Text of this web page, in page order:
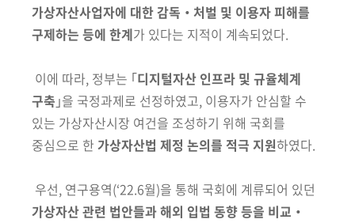
가상자산사업자에 대한 감독‧처벌 및 이용자 피해를
구제하는 등에 한계가 있다는 지적이 계속되었다.
이에 따라, 정부는 ｢디지털자산 인프라 및 규율체계
구축 ｣을 국정과제로 선정하였고, 이용자가 안심할 수
있는 가상자산시장 여건을 조성하기 위해 국회를
중심으로 한 가상자산법 제정 논의를 적극 지원하였다.
우선, 연구용역(‘22.6월)을 통해 국회에 계류되어 있던
가상자산 관련 법안들과 해외 입법 동향 등을 비교‧